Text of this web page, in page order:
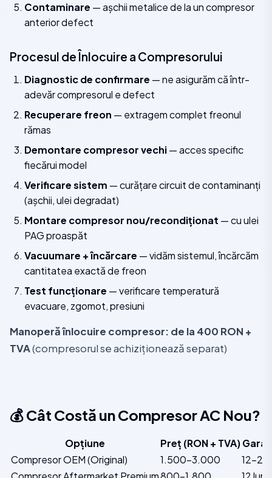
Contaminare — așchii metalice de la un compresor
anterior defect
Procesul de Înlocuire a Compresorului
Diagnostic de confirmare — ne asigurăm că într-
adevăr compresorul e defect
Recuperare freon — extragem complet freonul
rămas
Demontare compresor vechi— acces specific
fiecărui model
Verificare sistem — curățare circuit de contaminanți
(așchii, ulei degradat)
Montare compresor nou/recondiționat — cu ulei
PAG proaspăt
Vacuumare + încărcare — vidăm sistemul, încărcăm
cantitatea exactă de freon
Test funcționare — verificare temperatură
evacuare, zgomot, presiuni
Manoperă înlocuire compresor: de la 400 RON +
TVA(compresorul se achiziționează separat)
💰 Cât Costă un Compresor AC Nou?
Opțiune Preț (RON + TVA)
Compresor OEM (Original)
1.500–3.000
12–24